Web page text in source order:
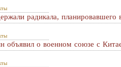
радикала, планировавшего
объявил о военном союзе с